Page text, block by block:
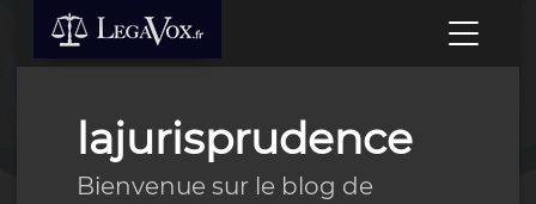
lajurisprudence
Bienvenue sur le blog de